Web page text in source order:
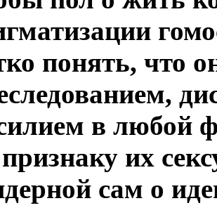
понять, что
в любой
их
сам о